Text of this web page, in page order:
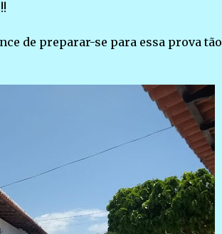
de preparar-se para essa prova tão